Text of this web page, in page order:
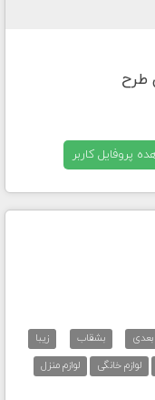
پروفایل کاربر
بشقاب
زیبا
لوازم خانگی لوازم منزل